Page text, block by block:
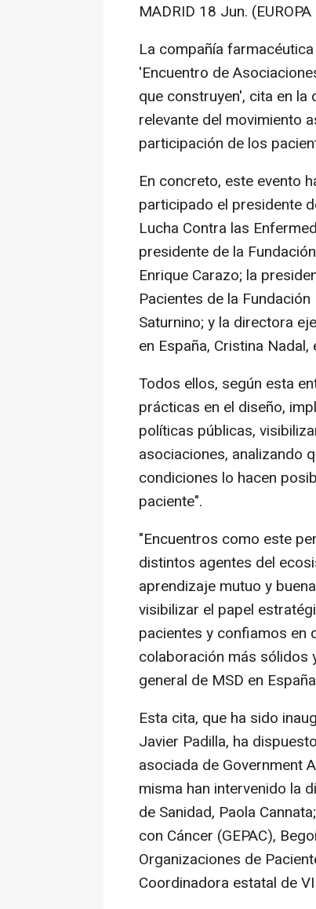
MADRID 18 Jun. (EUROPA
La compañía
'Encuentro de
que construyen', cita en
relevante del movimiento
participación de los
En concreto, este evento
participado el presidente
Lucha Contra las
presidente de la
Enrique Carazo; la
Pacientes de la
Saturnino; y la directora
en España, Cristina
Todos ellos, según esta
prácticas en el diseño,
políticas públicas,
asociaciones, analizando
condiciones lo hacen
paciente".
"Encuentros como este
distintos agentes del
aprendizaje mutuo y
visibilizar el papel
pacientes y confiamos en
colaboración más sólidos
general de MSD en
Esta cita, que ha sido
Javier Padilla, ha
asociada de Government
misma han intervenido la
de Sanidad, Paola
con Cáncer (GEPAC),
Organizaciones de
Coordinadora estatal de